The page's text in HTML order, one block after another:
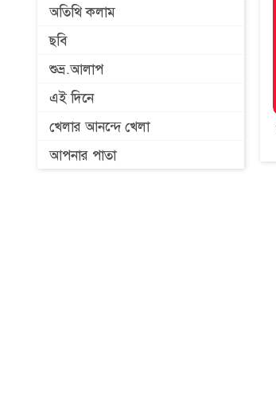
অতিথি কলাম
ছবি
শুভ্র.আলাপ
এই দিনে
খেলার আনন্দে খেলা
আপনার পাতা